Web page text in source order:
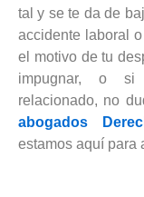
tal y se te da de
accidente laboral
el motivo de tu
impugnar, o si
relacionado, no
abogados
estamos aquí para